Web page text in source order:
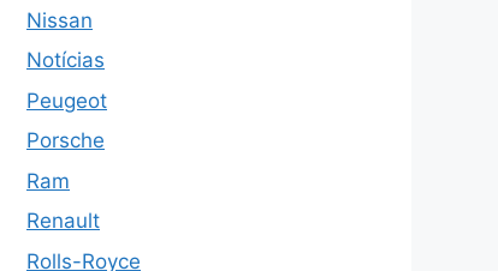
Nissan
Notícias
Peugeot
Porsche
Ram
Renault
Rolls-Royce